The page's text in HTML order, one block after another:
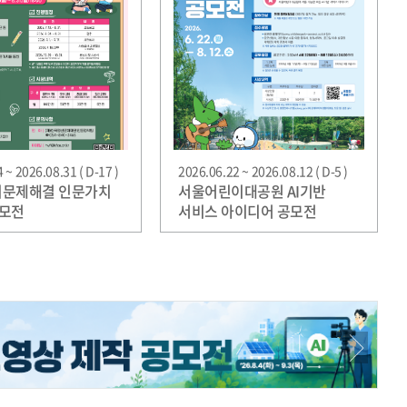
~ 2026.08.31 ( D-17 )
제해결 인문가치
전
2026.06.22 ~ 2026.08.12 ( D-5 )
서울어린이대공원 AI기반
서비스 아이디어 공모전